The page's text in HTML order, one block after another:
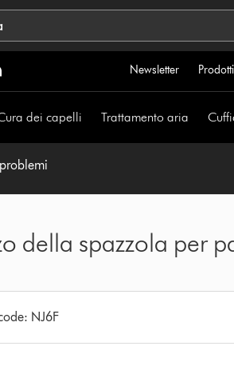
Newsletter
dei capelli Trattamento aria
della spazzola per
NJ6F